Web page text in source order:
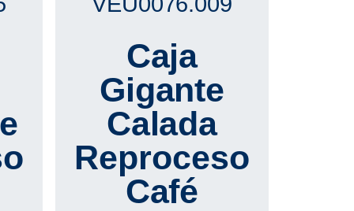
Caja
Gigante
Calada
Reproceso
Café